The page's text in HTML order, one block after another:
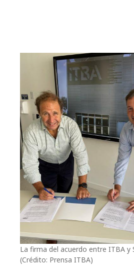
La firma del acuerdo entre ITBA y
(Crédito: Prensa ITBA)